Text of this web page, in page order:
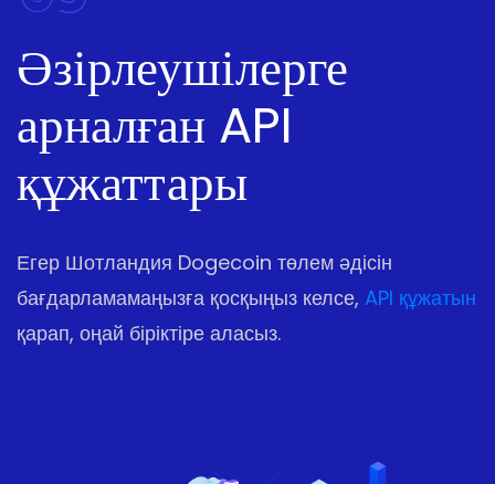
Әзірлеушілерге
арналған API
құжаттары
Егер Шотландия Dogecoin төлем әдісін
бағдарламамаңызға қосқыңыз келсе, API құжатын
қарап, оңай біріктіре аласыз.